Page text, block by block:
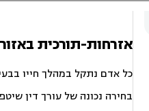
אזרחות-תורכית
כל אדם נתקל במהלך חייו
בחירה נכונה של עורך דין